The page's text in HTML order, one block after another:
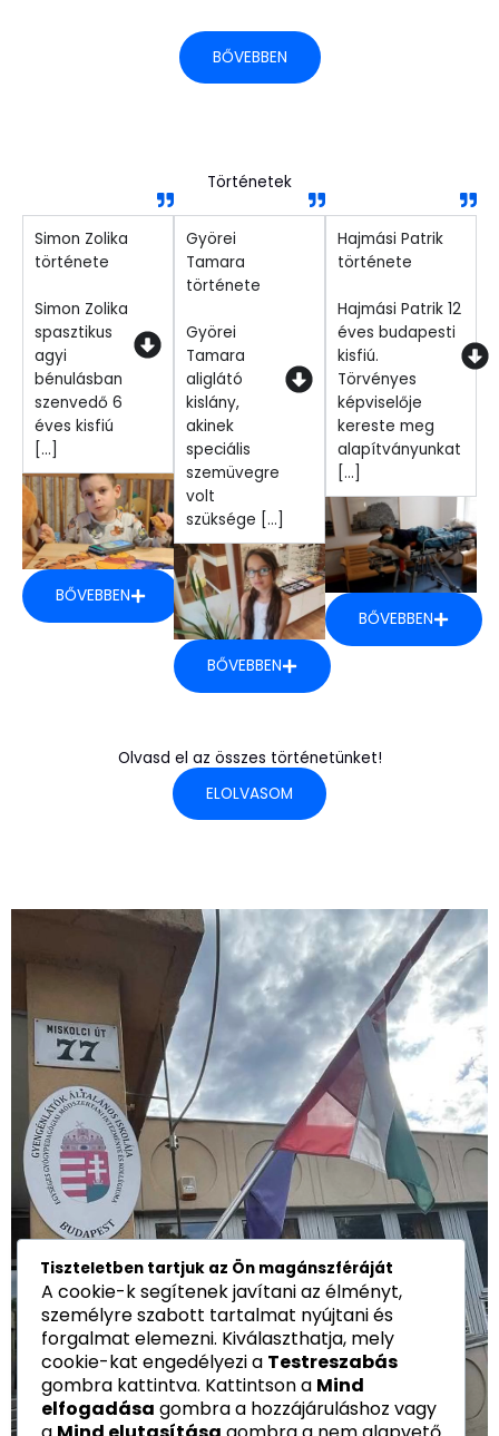
BŐVEBBEN
Történetek
Simon Zolika
története
Simon Zolika
spasztikus
agyi
bénulásban
szenvedő 6
éves kisfiú
[...]
BŐVEBBEN
Györei
Tamara
története
Györei
Tamara
aliglátó
kislány,
akinek
speciális
szemüvegre
volt
szüksége [...]
BŐVEBBEN
Hajmási Patrik
története
Hajmási Patrik 12
éves budapesti
kisfiú.
Törvényes
képviselője
kereste meg
alapítványunkat
[...]
BŐVEBBEN
Olvasd el az összes történetünket!
ELOLVASOM
Tiszteletben tartjuk az Ön magánszféráját
A cookie-k segítenek javítani az élményt,
személyre szabott tartalmat nyújtani és
forgalmat elemezni. Kiválaszthatja, mely
cookie-kat engedélyezi a Testreszabás
gombra kattintva. Kattintson a Mind
elfogadása gombra a hozzájáruláshoz vagy